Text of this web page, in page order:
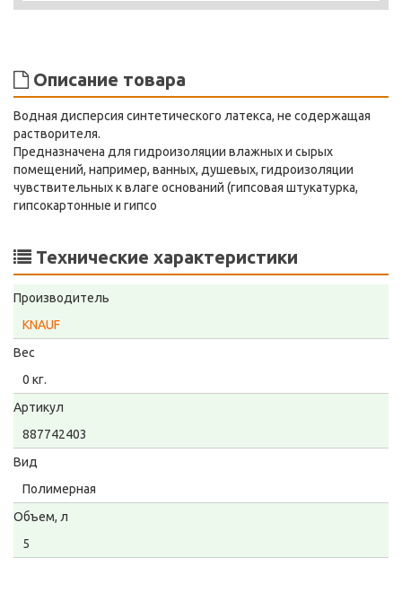
Описание товара
Водная дисперсия синтетического латекса, не содержащая
растворителя.
Предназначена для гидроизоляции влажных и сырых
помещений, например, ванных, душевых, гидроизоляции
чувствительных к влаге оснований (гипсовая штукатурка,
гипсокартонные и гипсо
Технические характеристики
Производитель
KNAUF
Вес
0 кг.
Артикул
887742403
Вид
Полимерная
Объем, л
5